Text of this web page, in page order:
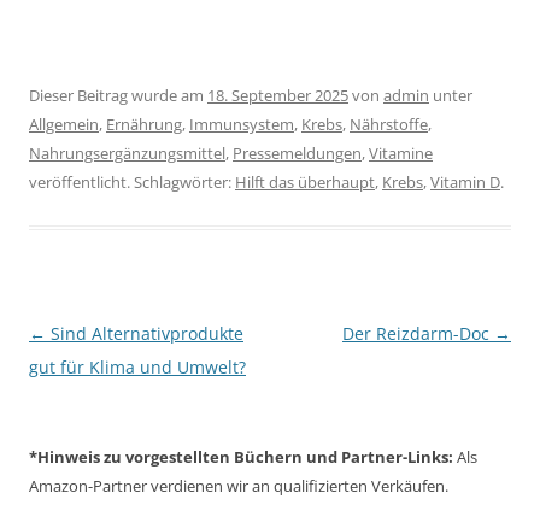
Dieser Beitrag wurde am 18. September 2025von admin unter
Allgemein, Ernährung, Immunsystem, Krebs, Nährstoffe,
Nahrungsergänzungsmittel, Pressemeldungen,Vitamine
veröffentlicht. Schlagwörter: Hilft das überhaupt, Krebs,Vitamin D.
Beitragsnavigation
← Sind Alternativprodukte
gut für Klima und Umwelt?
Der Reizdarm-Doc →
*Hinweis zu vorgestellten Büchern und Partner-Links: Als
Amazon-Partner verdienen wir an qualifizierten Verkäufen.